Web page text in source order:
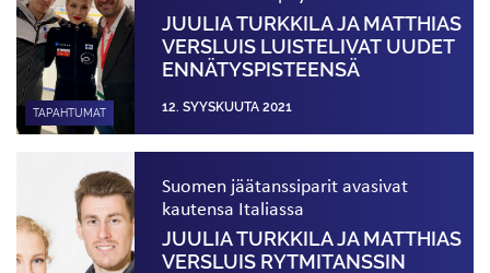
TAPAHTUMAT
JUULIA TURKKILA JA MATTHIAS
VERSLUIS LUISTELIVAT UUDET
ENNÄTYS­PISTEENSÄ
12. SYYSKUUTA 2021
Suomen jäätanssiparit avasivat
kautensa Italiassa
JUULIA TURKKILA JA MATTHIAS
VERSLUIS RYTMITANSSIN